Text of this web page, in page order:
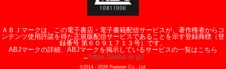
ＡＢＪマークは、この電子書店・電子書籍配信サービスが、著作権者からコ
ンテンツ使用許諾を得た正規版配信サービスであることを示す登録商標（登
録番号 第６０９１７１３号）です。
ABJマークの詳細、ABJマークを掲示しているサービスの一覧はこちら
→ https://aebs.or.jp/
©2014 - 2026Popteen Co., Ltd.